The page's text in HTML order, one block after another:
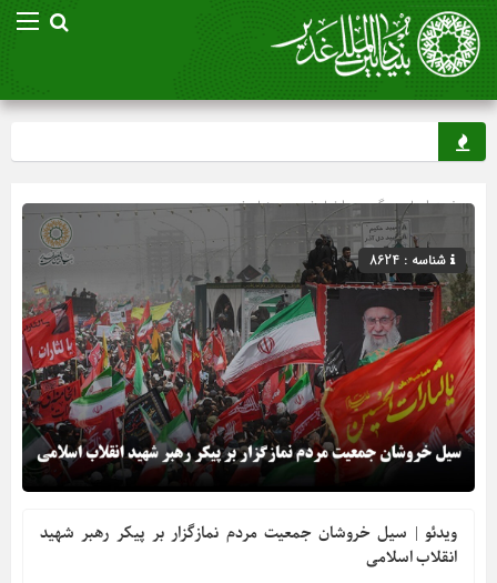
صفحه اصلی» گروه »اخبار غدیر»بنیاد غدیر
شناسه : 8624
ویدئو | سیل خروشان جمعیت مردم نمازگزار بر پیکر رهبر شهید
انقلاب اسلامی